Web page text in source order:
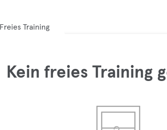
Freies Training
Kein freies Training